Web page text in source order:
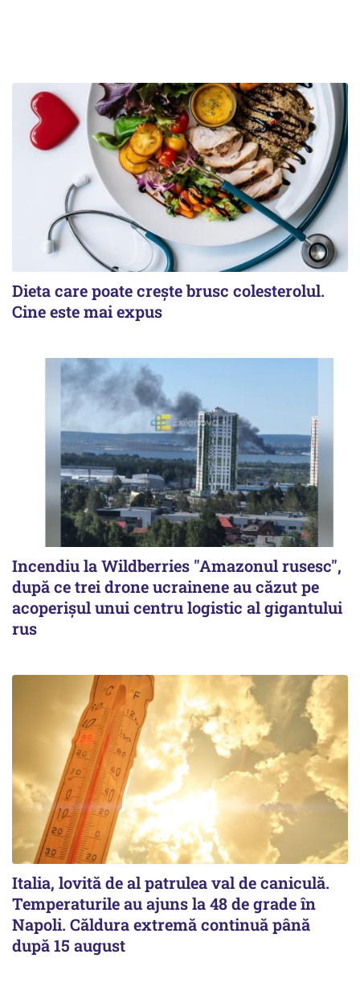
Dieta care poate crește brusc colesterolul.
Cine este mai expus
Incendiu la Wildberries "Amazonul rusesc",
după ce trei drone ucrainene au căzut pe
acoperişul unui centru logistic al gigantului
rus
Italia, lovită de al patrulea val de caniculă.
Temperaturile au ajuns la 48 de grade în
Napoli. Căldura extremă continuă până
după 15 august